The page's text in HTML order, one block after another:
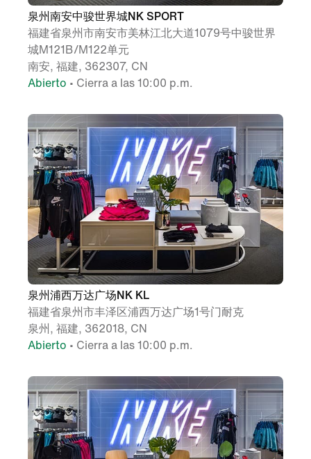
泉州南安中骏世界城NK SPORT
福建省泉州市南安市美林江北大道1079号中骏世界
城M121B/M122单元
南安, 福建, 362307, CN
Abierto • Cierra a las 10:00 p.m.
泉州浦西万达广场NK KL
福建省泉州市丰泽区浦西万达广场1号门耐克
泉州, 福建, 362018, CN
Abierto • Cierra a las 10:00 p.m.